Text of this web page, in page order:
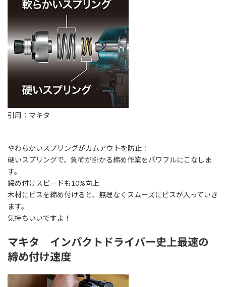
引用：マキタ
やわらかいスプリングがカムアウトを防止！
硬いスプリングで、負荷が掛かる締め作業をパワフルにこなしま
す。
締め付けスピードも10%向上
木材にビスを締め付けると、無理なくスムーズにビスが入っていき
ます。
気持ちいいですよ！
マキタ インパクトドライバー史上最速の
締め付け速度